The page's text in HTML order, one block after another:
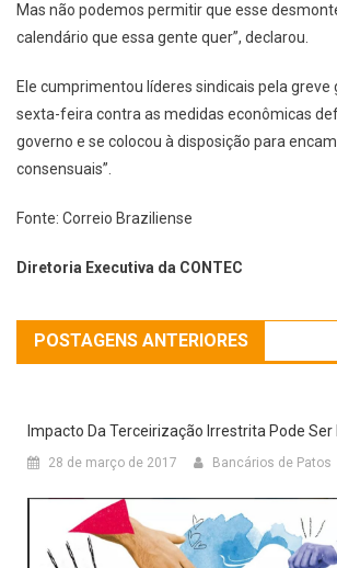
Mas não podemos permitir que esse
calendário que essa gente quer”, declarou.
Ele cumprimentou líderes sindicais pela greve
sexta-feira contra as medidas econômicas
governo e se colocou à disposição para
consensuais”.
Fonte: Correio Braziliense
Diretoria Executiva da CONTEC
POSTAGENS ANTERIORES
Impacto Da Terceirização Irrestrita Pode
28 de março de 2017 Bancários de Patos